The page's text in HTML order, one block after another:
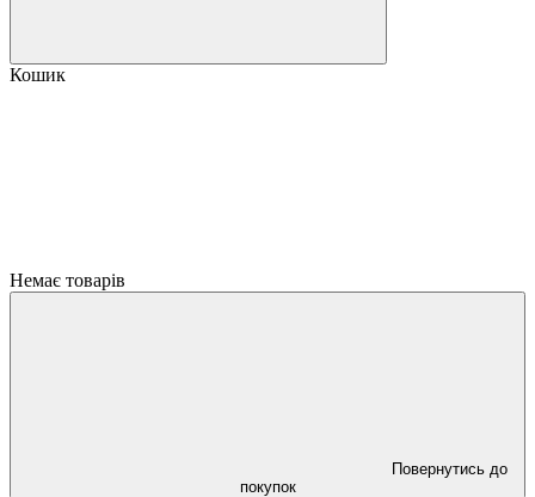
Кошик
Немає товарів
Повернутись до
покупок